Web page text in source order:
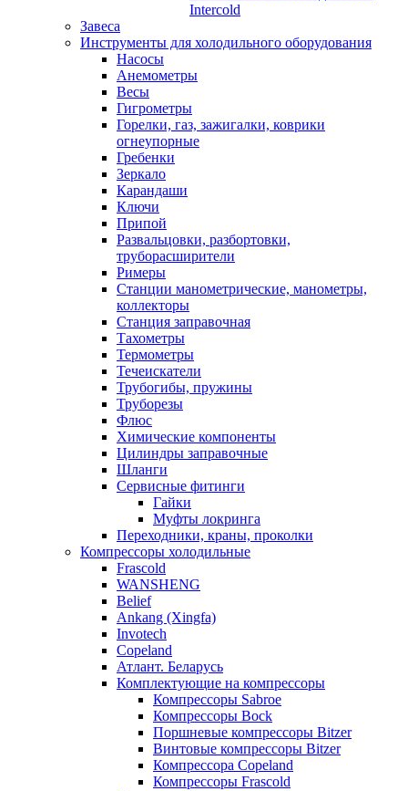
Intercold
Завеса
Инструменты для холодильного оборудования
Насосы
Анемометры
Весы
Гигрометры
Горелки, газ, зажигалки, коврики
огнеупорные
Гребенки
Зеркало
Карандаши
Ключи
Припой
Развальцовки, разбортовки,
труборасширители
Римеры
Станции манометрические, манометры,
коллекторы
Станция заправочная
Тахометры
Термометры
Течеискатели
Трубогибы, пружины
Труборезы
Флюс
Химические компоненты
Цилиндры заправочные
Шланги
Сервисные фитинги
Гайки
Муфты локринга
Переходники, краны, проколки
Компрессоры холодильные
Frascold
WANSHENG
Belief
Ankang (Xingfa)
Invotech
Copeland
Атлант. Беларусь
Комплектующие на компрессоры
Компрессоры Sabroe
Компрессоры Bock
Поршневые компрессоры Bitzer
Винтовые компрессоры Bitzer
Компрессора Copeland
Компрессоры Frascold